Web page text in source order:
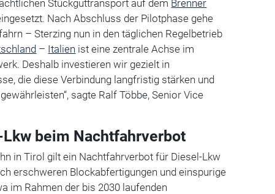
Stückguttransport auf dem Brenner
Nach Abschluss der Pilotphase gehe
– Sterzing nun in den täglichen Regelbetrieb
– Italien ist eine zentrale Achse im
Deshalb investieren wir gezielt in
die diese Verbindung langfristig stärken und
sagte Ralf Többe, Senior Vice
beim Nachtfahrverbot
in Tirol gilt ein Nachtfahrverbot für Diesel-Lkw
erschweren Blockabfertigungen und einspurige
im Rahmen der bis 2030 laufenden